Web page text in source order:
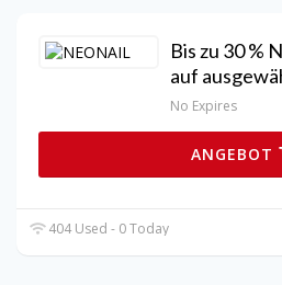
Bis zu 30 %
auf
No Expires
ANGEBOT
404 Used - 0 Today